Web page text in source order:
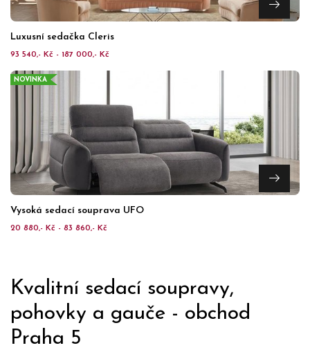
Luxusní sedačka Cleris
93 540,- Kč - 187 000,- Kč
NOVINKA
Vysoká sedací souprava UFO
20 880,- Kč - 83 860,- Kč
Kvalitní sedací soupravy,
pohovky a gauče - obchod
Praha 5